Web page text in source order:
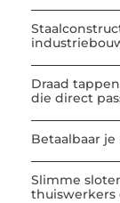
Draad
die direct
Betaalbaar
Slimme
thuiswerkers